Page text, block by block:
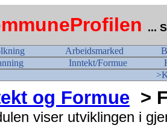
...
Arbeidsmarked
Inntekt/Formue
og Formue >
viser utviklingen i